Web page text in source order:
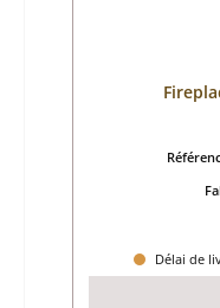
Délai de